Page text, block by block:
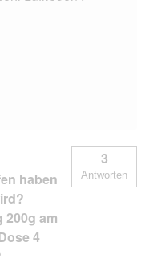
haben
200g am
4
3
Antworten